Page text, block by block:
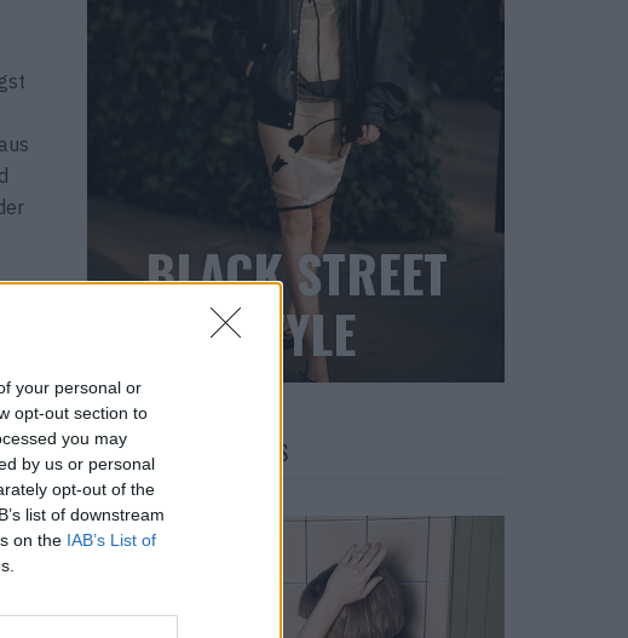
your personal or
opt-out section to
you may
by us or personal
opt-out of the
list of downstream
on the IAB’s List of
BLACK STREET
STYLE
FACES FASHION EDITORIALS